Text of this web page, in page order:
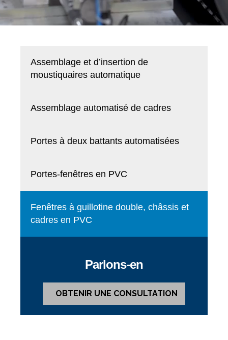
Assemblage et d’insertion de
moustiquaires automatique
Assemblage automatisé de cadres
Portes à deux battants automatisées
Portes-fenêtres en PVC
Fenêtres à guillotine double, châssis et
cadres en PVC
Parlons-en
OBTENIR UNE CONSULTATION